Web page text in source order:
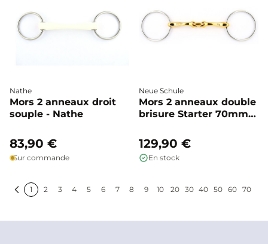
Nathe
Mors 2 anneaux droit
souple - Nathe
83,90 €
Sur commande
Neue Schule
Mors 2 anneaux double
brisure Starter 70mm -
129,90 €
En stock
1 2 3 4 5 6 7 8 9 10 20 30 40 50 60
70